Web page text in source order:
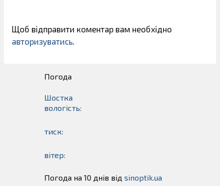
Щоб відправити коментар вам необхідно
авторизуватись.
Погода
Шостка
вологість:
тиск:
вітер:
Погода на 10 днів від sinoptik.ua